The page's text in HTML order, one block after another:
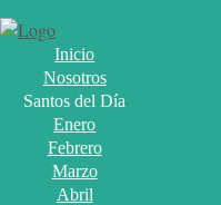
Inicio
Nosotros
Santos del Día
Enero
Febrero
Marzo
Abril